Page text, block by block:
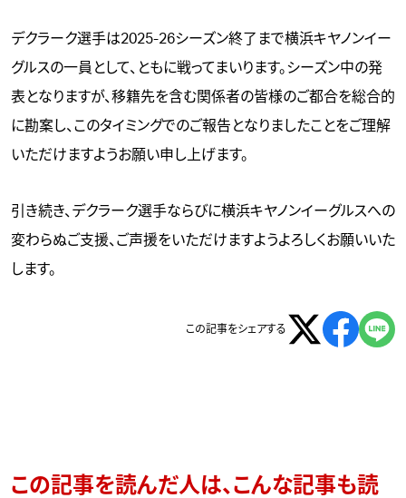
デクラーク選手は2025-26シーズン終了まで横浜キヤノンイー
グルスの一員として、ともに戦ってまいります。シーズン中の発
表となりますが、移籍先を含む関係者の皆様のご都合を総合的
に勘案し、このタイミングでのご報告となりましたことをご理解
いただけますようお願い申し上げます。
引き続き、デクラーク選手ならびに横浜キヤノンイーグルスへの
変わらぬご支援、ご声援をいただけますようよろしくお願いいた
します。
この記事をシェアする
この記事を読んだ人は、こんな記事も読